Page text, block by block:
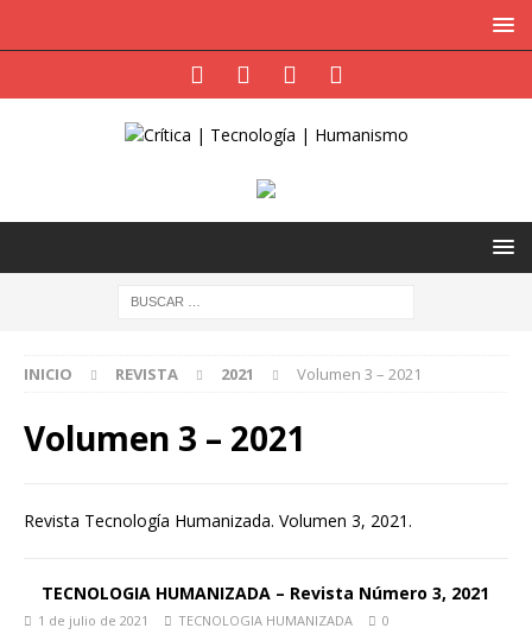
INICIO REVISTA 2021 Volumen 3 – 2021
Volumen 3 – 2021
Revista Tecnología Humanizada. Volumen 3, 2021.
TECNOLOGIA HUMANIZADA – Revista Número 3, 2021
1 de julio de 2021 TECNOLOGIA HUMANIZADA 0